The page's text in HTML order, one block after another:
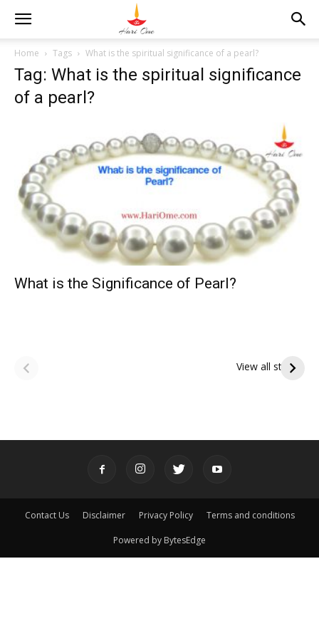
Home Tags What is the spiritual significance of a pearl?
Tag: What is the spiritual significance
of a pearl?
What is the Significance of Pearl?
View all stories
పితృదేవతల ఆశీర్వాదం
ఇంద్రకీలాద్రి గిరి ప్రదక్షిణ
Contact Us Disclaimer Privacy Policy Terms and conditions
Powered by BytesEdge